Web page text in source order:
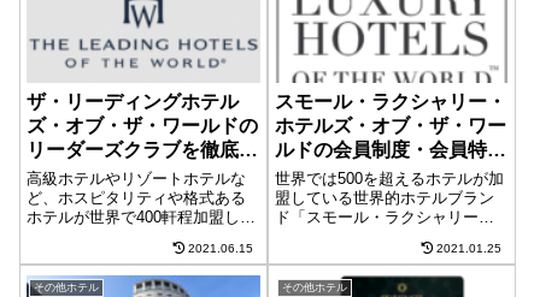
ザ・リーディングホテル
ズ・オブ・ザ・ワールドの
リーダーズクラブを徹底解
説！カハラリゾート横浜も
対象！毎日朝食が無料にな
る特典も！
高級ホテルやリゾートホテルな
ど、ホスピタリティや格式ある
ホテルが世界で400軒程加盟して
ィングホテルズ・オブ・ザ・ワ
ールド」このホテルの有料会員
2021.06.15
スモール・ラクシャリー・
ホテルズ・オブ・ザ・ワー
ルドの会員制度・会員特典
を徹底解説！4泊以上で朝
食無料に！
世界では500を超えるホテルが加
盟している世界的ホテルブラン
ド「スモール・ラクシャリー・
ド」このホテルの会員の総称が
INVITEDになります。INVITED
2021.01.25
その他ホテル その他ホテル